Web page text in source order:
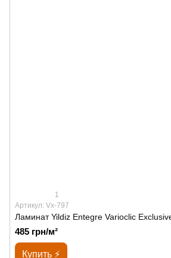
1
Артикул: Vx-797
Ламинат Yildiz Entegre Varioclic
485 грн/м²
Купить ⚡